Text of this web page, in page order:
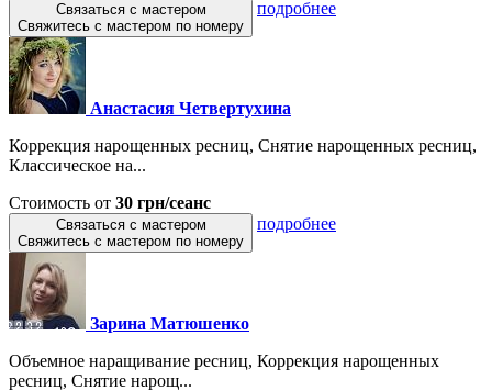
Связаться с мастером
Свяжитесь с мастером по номеру
подробнее
Анастасия Четвертухина
Коррекция нарощенных ресниц, Снятие нарощенных ресниц,
Классическое на...
Стоимость от 30 грн/сеанс
Связаться с мастером
Свяжитесь с мастером по номеру
подробнее
Зарина Матюшенко
Объемное наращивание ресниц, Коррекция нарощенных
ресниц, Снятие нарощ...